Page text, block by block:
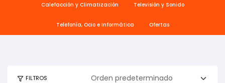
Calefacción y Climatización Televisión y Sonido
Telefonía, Ocio e Informática Ofertas
FILTROS